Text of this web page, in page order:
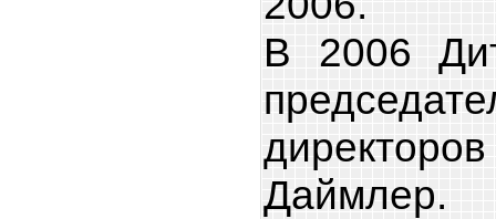
В 2006
Даймлер.